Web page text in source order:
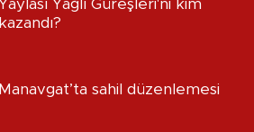
Yağlı Güreşleri'ni kim
kazandı?
Manavgat’ta sahil düzenlemesi